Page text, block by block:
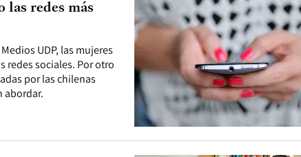
UDP, las mujeres
redes sociales. Por otro
por las chilenas
abordar.
redes más